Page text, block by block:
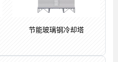
节能玻璃钢冷却塔